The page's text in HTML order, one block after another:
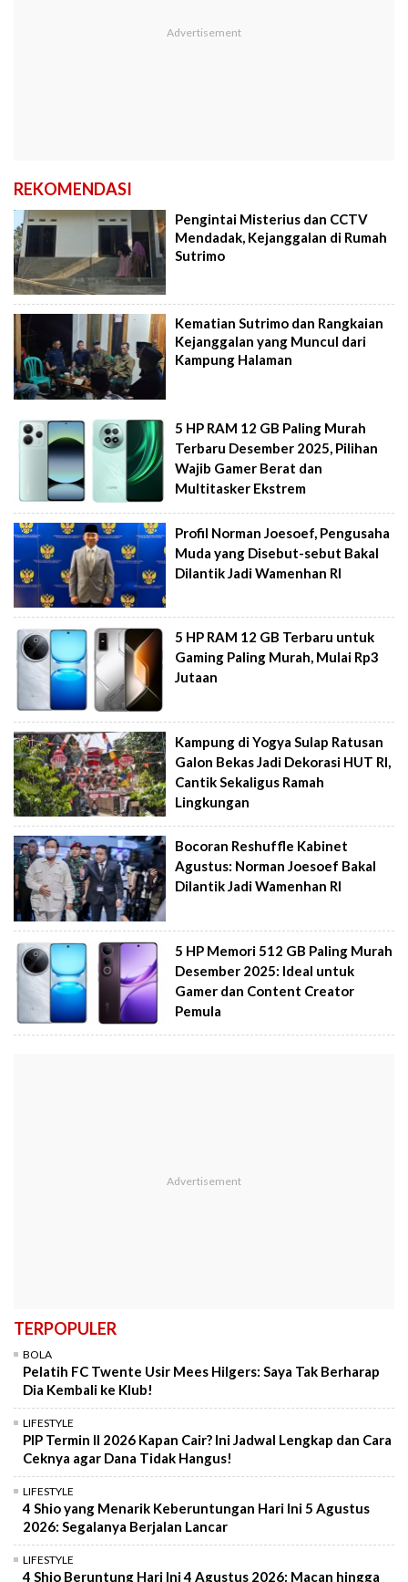
REKOMENDASI
Pengintai Misterius dan CCTV
Mendadak, Kejanggalan di Rumah
Sutrimo
Kematian Sutrimo dan Rangkaian
Kejanggalan yang Muncul dari
Kampung Halaman
5 HP RAM 12 GB Paling Murah
Terbaru Desember 2025, Pilihan
Wajib Gamer Berat dan
Multitasker Ekstrem
Profil Norman Joesoef, Pengusaha
Muda yang Disebut-sebut Bakal
Dilantik Jadi Wamenhan RI
5 HP RAM 12 GB Terbaru untuk
Gaming Paling Murah, Mulai Rp3
Jutaan
Kampung di Yogya Sulap Ratusan
Galon Bekas Jadi Dekorasi HUT RI,
Cantik Sekaligus Ramah
Lingkungan
Bocoran Reshuffle Kabinet
Agustus: Norman Joesoef Bakal
Dilantik Jadi Wamenhan RI
5 HP Memori 512 GB Paling Murah
Desember 2025: Ideal untuk
Gamer dan Content Creator
Pemula
TERPOPULER
BOLA
Pelatih FC Twente Usir Mees Hilgers: Saya Tak Berharap
Dia Kembali ke Klub!
LIFESTYLE
PIP Termin II 2026 Kapan Cair? Ini Jadwal Lengkap dan Cara
Ceknya agar Dana Tidak Hangus!
LIFESTYLE
4 Shio yang Menarik Keberuntungan Hari Ini 5 Agustus
2026: Segalanya Berjalan Lancar
LIFESTYLE
4 Shio Beruntung Hari Ini 4 Agustus 2026: Macan hingga